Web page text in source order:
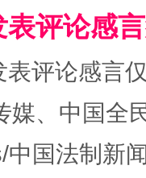
规模
评论感
评论感言
媒、中国全
中国法制新